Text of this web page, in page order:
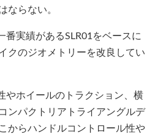
ならない。
番実績があるSLR01をベースに
クのジオメトリーを改良してい
やホイールのトラクション、横
ンパクトリアトライアングルデ
からハンドルコントロール性や